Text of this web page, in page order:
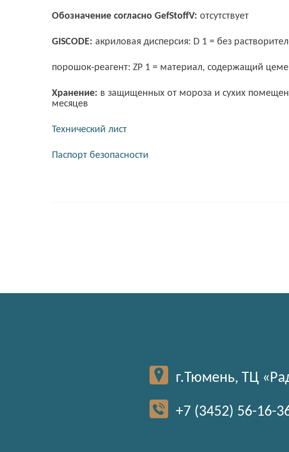
Обозначение согласно GefStoffV: отсутствует
GISCODE: акриловая дисперсия: D 1 = без
порошок-реагент: ZP 1 = материал, содержащий
Хранение: в защищенных от мороза и сухих
месяцев
Технический лист
Паспорт безопасности
г.Тюмень, ТЦ
+7 (3452) 56-16-